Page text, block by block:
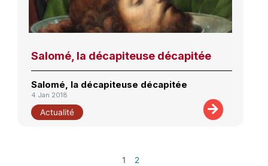
Salomé, la décapiteuse décapitée
Salomé, la décapiteuse décapitée
4 Jan 2018
Actualité
1 2